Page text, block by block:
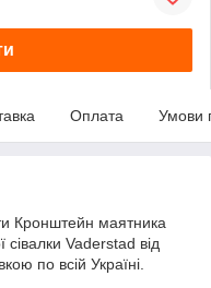
Оплата Умови
Кронштейн маятника
Vaderstad від
по всій Україні.